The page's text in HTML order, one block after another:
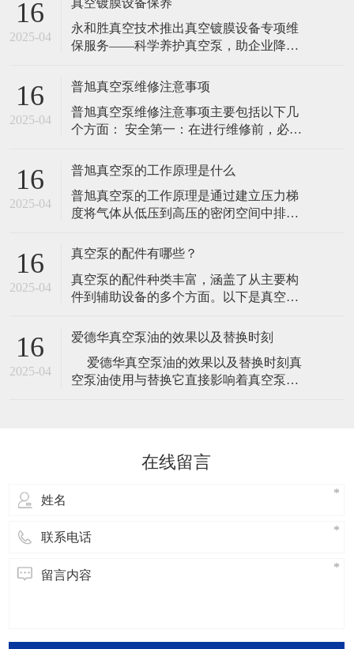
### 2. **更换真空泵油**
16
2025-04
真空镀膜设备保养
​永和胜真空技术推出真空镀膜设备专项维
保服务——科学养护真空泵，助企业降本
空镀膜技术在高精密制造、光学镀膜、耐
磨涂层等领域的广泛应用，设备核心部件
真空泵的稳定运行成为企业关注的重点。
永和胜真空技术有限责任公司凭借20年行
16
2025-04
普旭真空泵维修注意事项
普旭真空泵维修注意事项‌主要包括以下几
个方面： ‌安全第一‌：在进行维修前，必须
压力已经降至安全范围。在维修过程中，
穿戴好防护用具，避免发生意外伤害。 ‌细
节至上‌：在维修过程中，需要仔细观察每
一个部件的工作情况，查找问题的根源。
16
2025-04
普旭真空泵的工作原理是什么
普旭真空泵的工作原理是通过建立压力梯
度将气体从低压到高压的密闭空间中排
普旭真空泵通常由排气部分、抽气部分和
通过机械运动将气体抽出密闭空间。 普旭
真空泵在应用中具有广泛的使用场景，包
作压
16
2025-04
真空泵的配件有哪些？
真空泵的配件种类丰富，涵盖了从主要构
件到辅助设备的多个方面。以下是真空泵
心部件，通过压缩和抽气，使气体排出系
大抽气速度，提高真空泵的工作效率。 导
叶：用于引导气体流动的方向，使气体流
16
2025-04
爱德华真空泵油的效果以及替换时刻
​ 爱德华真空泵油的效果以及替换时刻真
空泵油使用与替换它直接影响着真空泵的
容，欢迎阅读！爱德华真空泵油的效
在线留言